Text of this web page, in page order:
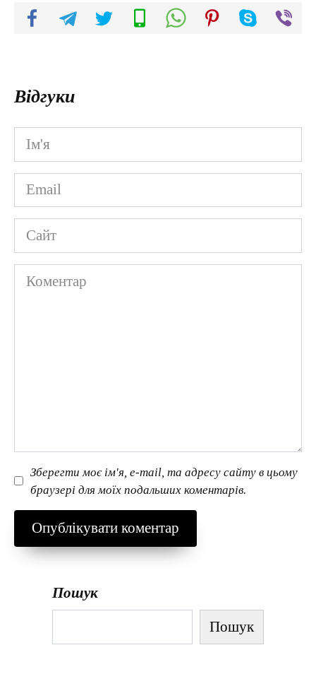
Відгуки
Ім'я
*
Email
*
Сайт
Коментар
Зберегти моє ім'я, e-mail, та адресу сайту в цьому
браузері для моїх подальших коментарів.
Пошук
Пошук